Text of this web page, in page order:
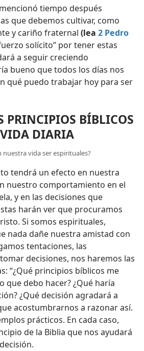
tiempo después
que debemos cultivar, como
y cariño fraternal (lea 2 Pedro
solícito” por tener estas
a seguir creciendo
bueno que todos los días nos
qué puedo trabajar hoy para ser
PRINCIPIOS BÍBLICOS
DIARIA
nuestra vida ser espirituales?
tendrá un efecto en nuestra
nuestro comportamiento en el
y en las decisiones que
harán ver que procuramos
Si somos espirituales,
nada dañe nuestra amistad con
tentaciones, las
decisiones, nos haremos las
“¿Qué principios bíblicos me
que debo hacer? ¿Qué haría
¿Qué decisión agradará a
acostumbrarnos a razonar así.
prácticos. En cada caso,
de la Biblia que nos ayudará